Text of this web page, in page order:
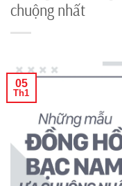
chuộng nhất
05
Th1